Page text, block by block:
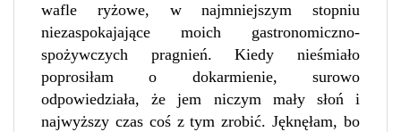
wafle ryżowe, w najmniejszym stopniu
niezaspokajające moich gastronomiczno-
spożywczych pragnień. Kiedy nieśmiało
poprosiłam o dokarmienie, surowo
odpowiedziała, że jem niczym mały słoń i
najwyższy czas coś z tym zrobić. Jęknęłam, bo